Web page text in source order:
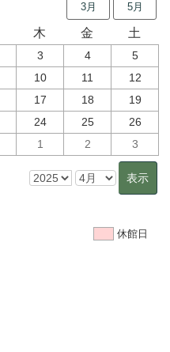
3月 5月
木 金 土
3 4
5
10 11
12
17 18
19
24 25
26
1 2 3
休館日